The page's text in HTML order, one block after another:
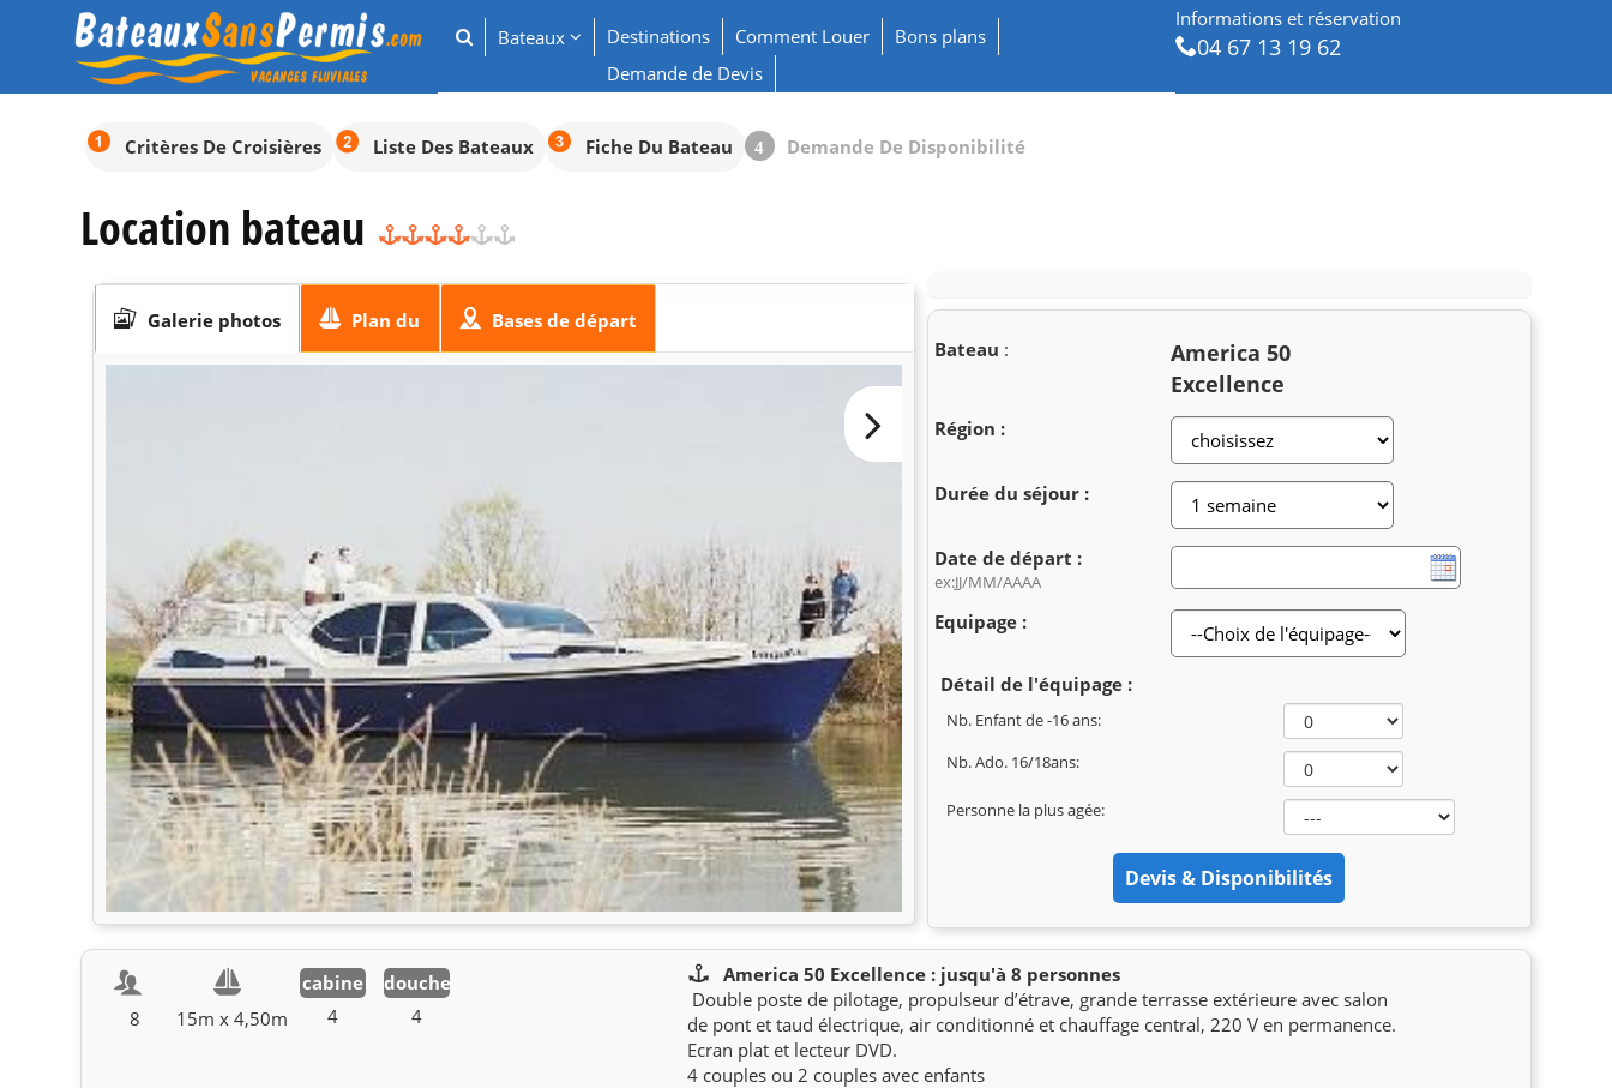
Bateaux Destinations Comment Louer
Bons plans
Demande de Devis
Informations et réservation
04 67 13 19 62
Critères De Croisières Liste Des Bateaux Fiche Du Bateau Demande De Disponibilité
4
Location bateau
Galerie photos Plan du
Bases de départ
Bateau :
America 50
Excellence
Région :
Durée du séjour :
Date de départ :
ex:JJ/MM/AAAA
Equipage :
Détail de l'équipage :
Nb. Enfant de -16 ans:
Nb. Ado. 16/18ans:
Personne la plus agée:
8 15m x 4,50m
cabine
4
douche
4
America 50 Excellence : jusqu'à 8 personnes
Double poste de pilotage, propulseur d’étrave, grande terrasse extérieure avec salon
de pont et taud électrique, air conditionné et chauffage central, 220 V en permanence.
Ecran plat et lecteur DVD.
4 couples ou 2 couples avec enfants